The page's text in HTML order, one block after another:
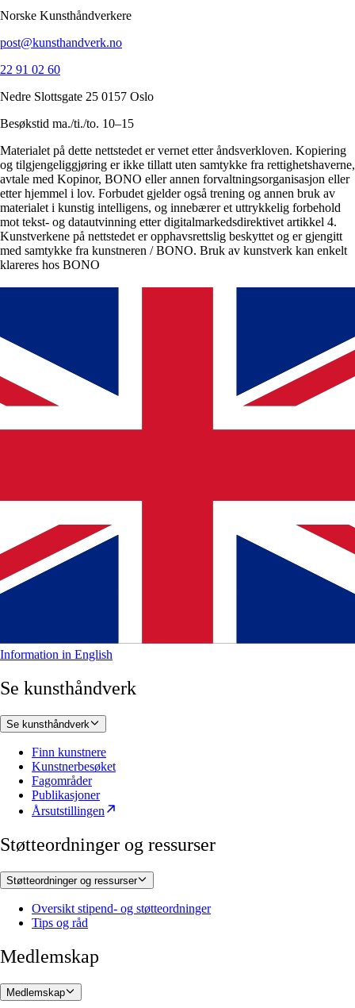
Norske Kunsthåndverkere
post@kunsthandverk.no
22 91 02 60
Nedre Slottsgate 25 0157 Oslo
Besøkstid ma./ti./to. 10–15
Materialet på dette nettstedet er vernet etter åndsverkloven. Kopiering
og tilgjengeliggjøring er ikke tillatt uten samtykke fra rettighetshaverne,
avtale med Kopinor, BONO eller annen forvaltningsorganisasjon eller
etter hjemmel i lov. Forbudet gjelder også trening og annen bruk av
materialet i kunstig intelligens, og innebærer et uttrykkelig forbehold
mot tekst- og datautvinning etter digitalmarkedsdirektivet artikkel 4.
Kunstverkene på nettstedet er opphavsrettslig beskyttet og er gjengitt
med samtykke fra kunstneren / BONO. Bruk av kunstverk kan enkelt
klareres hos BONO
Information in English
Se kunsthåndverk
Se kunsthåndverk
Finn kunstnere
Kunstnerbesøket
Fagområder
Publikasjoner
Årsutstillingen
Støtteordninger og ressurser
Støtteordninger og ressurser
Oversikt stipend- og støtteordninger
Tips og råd
Medlemskap
Medlemskap